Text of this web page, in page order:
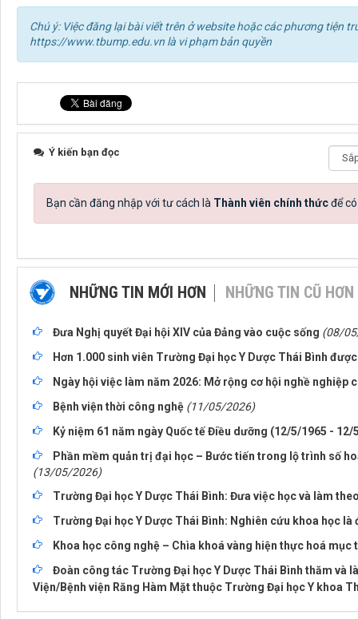
Chú ý: Việc đăng lại bài viết trên ở website hoặc các phương tiện
https://www.tbump.edu.vn là vi phạm bản quyền
Ý kiến bạn đọc
Bạn cần đăng nhập với tư cách là Thành viên chính thứcđể
NHỮNG TIN MỚI HƠN NHỮNG TIN CŨ HƠN
Đưa Nghị quyết Đại hội XIV của Đảng vào cuộc sống (08/
Hơn 1.000 sinh viên Trường Đại học Y Dược Thái Bình
Ngày hội việc làm năm 2026: Mở rộng cơ hội nghề nghiệp
Bệnh viện thời công nghệ (11/05/2026)
Kỷ niệm 61 năm ngày Quốc tế Điều dưỡng (12/5/1965 - 12/
Phần mềm quản trị đại học – Bước tiến trong lộ trình số
(13/05/2026)
Trường Đại học Y Dược Thái Bình: Đưa việc học và làm
Trường Đại học Y Dược Thái Bình: Nghiên cứu khoa học
Khoa học công nghệ – Chìa khoá vàng hiện thực hoá mục
Đoàn công tác Trường Đại học Y Dược Thái Bình thăm và
Viện/Bệnh viện Răng Hàm Mặt thuộc Trường Đại học Y khoa